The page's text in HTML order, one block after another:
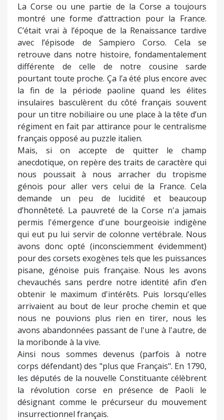
La Corse ou une partie de la Corse a toujours
montré une forme d’attraction pour la France.
C’était vrai à l’époque de la Renaissance tardive
avec l’épisode de Sampiero Corso. Cela se
retrouve dans notre histoire, fondamentalement
différente de celle de notre cousine sarde
pourtant toute proche. Ça l’a été plus encore avec
la fin de la période paoline quand les élites
insulaires basculèrent du côté français souvent
pour un titre nobiliaire ou une place à la tête d’un
régiment en fait par attirance pour le centralisme
français opposé au puzzle italien.
Mais, si on accepte de quitter le champ
anecdotique, on repère des traits de caractère qui
nous poussait à nous arracher du tropisme
génois pour aller vers celui de la France. Cela
demande un peu de lucidité et beaucoup
d’honnêteté. La pauvreté de la Corse n'a jamais
permis l'émergence d'une bourgeoisie indigène
qui eut pu lui servir de colonne vertébrale. Nous
avons donc opté (inconsciemment évidemment)
pour des corsets exogènes tels que les puissances
pisane, génoise puis française. Nous les avons
chevauchés sans perdre notre identité afin d’en
obtenir le maximum d'intérêts. Puis lorsqu'elles
arrivaient au bout de leur proche chemin et que
nous ne pouvions plus rien en tirer, nous les
avons abandonnées passant de l'une à l'autre, de
la moribonde à la vive.
Ainsi nous sommes devenus (parfois à notre
corps défendant) des "plus que Français". En 1790,
les députés de la nouvelle Constituante célèbrent
la révolution corse en présence de Paoli le
désignant comme le précurseur du mouvement
insurrectionnel français.